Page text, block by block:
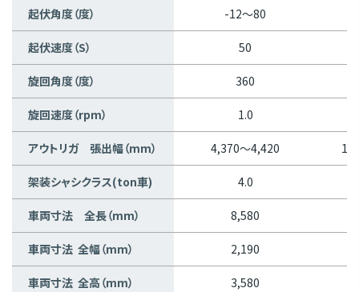
起伏角度（度） -12～80
起伏速度（S） 50
旋回角度（度） 360
旋回速度（rpm） 1.0
アウトリガ 張出幅（mm） 4,370～4,420
架装シャシクラス(ton車) 4.0
車両寸法 全長（mm） 8,580
車両寸法 全幅（mm） 2,190
車両寸法 全高（mm） 3,580